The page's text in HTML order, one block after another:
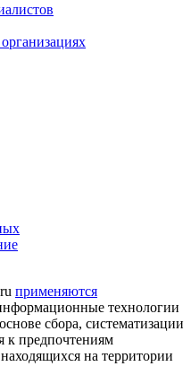
применяются
технологии
сбора, систематизации
к предпочтениям
на территории